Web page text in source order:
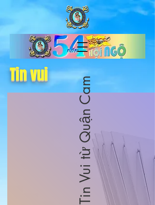
Tin vui
Tin Vui từ Quận Cam